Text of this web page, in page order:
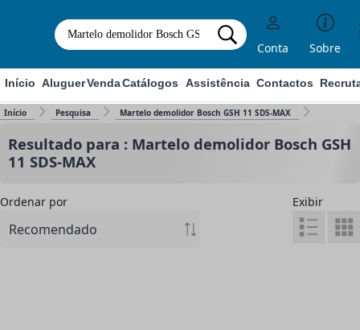
Conta Sobre
Início AluguerVendaCatálogos Assistência Contactos
Início Pesquisa Martelo demolidor Bosch GSH 11 SDS-MAX
Resultado para : Martelo demolidor Bosch GSH
11 SDS-MAX
Ordenar por Exibir